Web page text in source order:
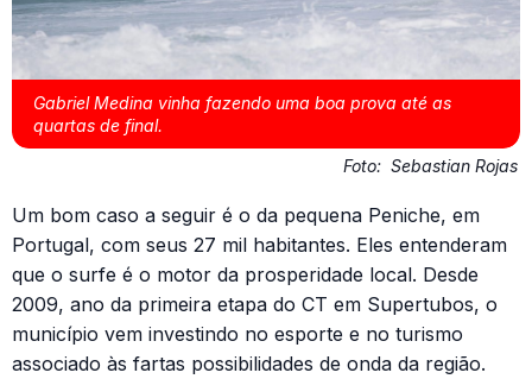
Gabriel Medina vinha fazendo uma boa prova até as
quartas de final.
Foto: Sebastian Rojas
Um bom caso a seguir é o da pequena Peniche, em
Portugal, com seus 27 mil habitantes. Eles entenderam
que o surfe é o motor da prosperidade local. Desde
2009, ano da primeira etapa do CT em Supertubos, o
município vem investindo no esporte e no turismo
associado às fartas possibilidades de onda da região.